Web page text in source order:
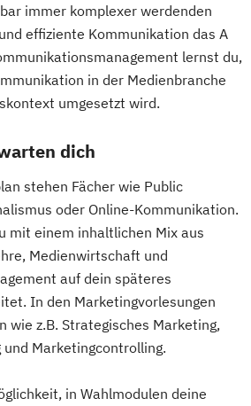
immer komplexer werdenden
effiziente Kommunikation das A
lernst du,
in der Medienbranche
umgesetzt wird.
dich
stehen Fächer wie Public
oder Online-Kommunikation.
mit einem inhaltlichen Mix aus
Medienwirtschaft und
auf dein späteres
In den Marketingvorlesungen
wie z.B. Strategisches Marketing,
Marketingcontrolling.
in Wahlmodulen deine